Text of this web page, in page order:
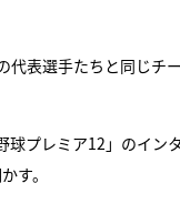
表選手たちと同じチ
プレミア12」のイン
す。